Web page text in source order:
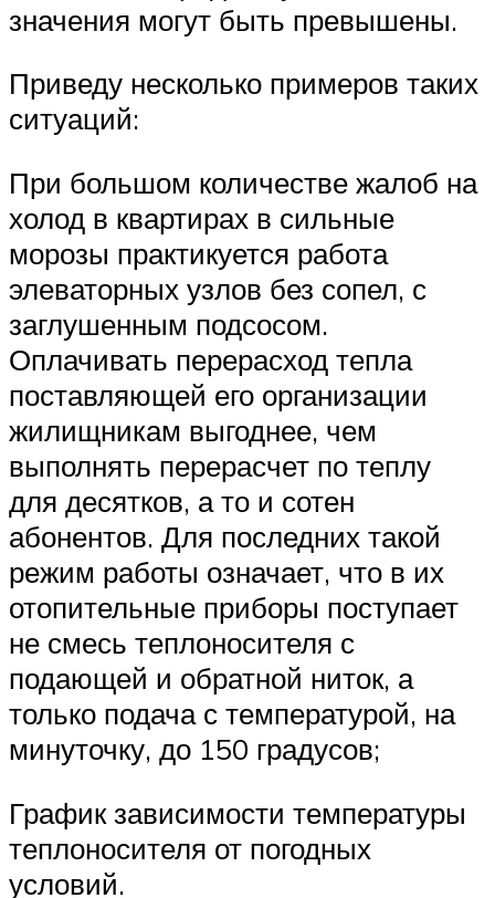
значения могут быть превышены.
Приведу несколько примеров таких
ситуаций:
При большом количестве жалоб на
холод в квартирах в сильные
морозы практикуется работа
элеваторных узлов без сопел, с
заглушенным подсосом.
Оплачивать перерасход тепла
поставляющей его организации
жилищникам выгоднее, чем
выполнять перерасчет по теплу
для десятков, а то и сотен
абонентов. Для последних такой
режим работы означает, что в их
отопительные приборы поступает
не смесь теплоносителя с
подающей и обратной ниток, а
только подача с температурой, на
минуточку, до 150 градусов;
График зависимости температуры
теплоносителя от погодных
условий.